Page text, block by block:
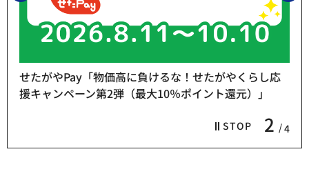
STOP 2 4
せたがやPay「物価高に負けるな！せたがやくらし応
援キャンペーン第2弾（最大10％ポイント還元）」